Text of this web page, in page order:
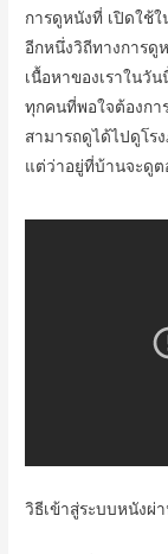
การดูหนังที่ เปิดใช้
อีกหนึ่งวิถีทางการดู
เนื้อหาของเราในวั
ทุกคนที่พอใจต้องกา
สามารถดูได้ไปดูโร
แต่ว่าอยู่ที่บ้านจะดูต
วิธีเข้าสู่ระบบหนังผ่